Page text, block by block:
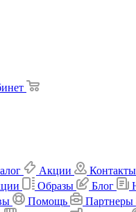
Акции Контакты
Образы Блог
Помощь Партнеры